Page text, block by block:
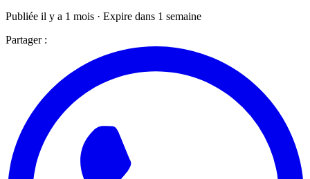
Publiée il y a 1 mois · Expire dans 1 semaine
Partager :